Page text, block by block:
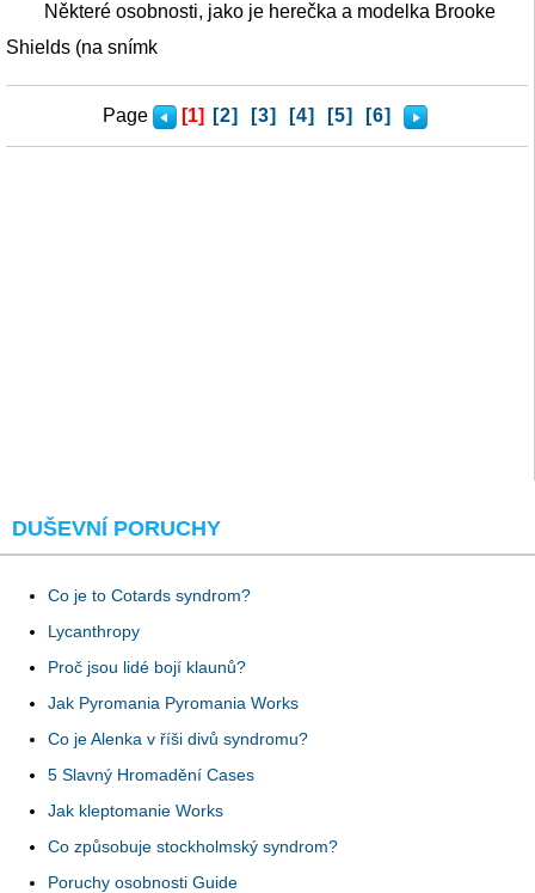
Některé osobnosti, jako je herečka a modelka Brooke
Shields (na snímk
Page [1] [2] [3] [4] [5] [6]
DUŠEVNÍ PORUCHY
Co je to Cotards syndrom?
Lycanthropy
Proč jsou lidé bojí klaunů?
Jak Pyromania Pyromania Works
Co je Alenka v říši divů syndromu?
5 Slavný Hromadění Cases
Jak kleptomanie Works
Co způsobuje stockholmský syndrom?
Poruchy osobnosti Guide